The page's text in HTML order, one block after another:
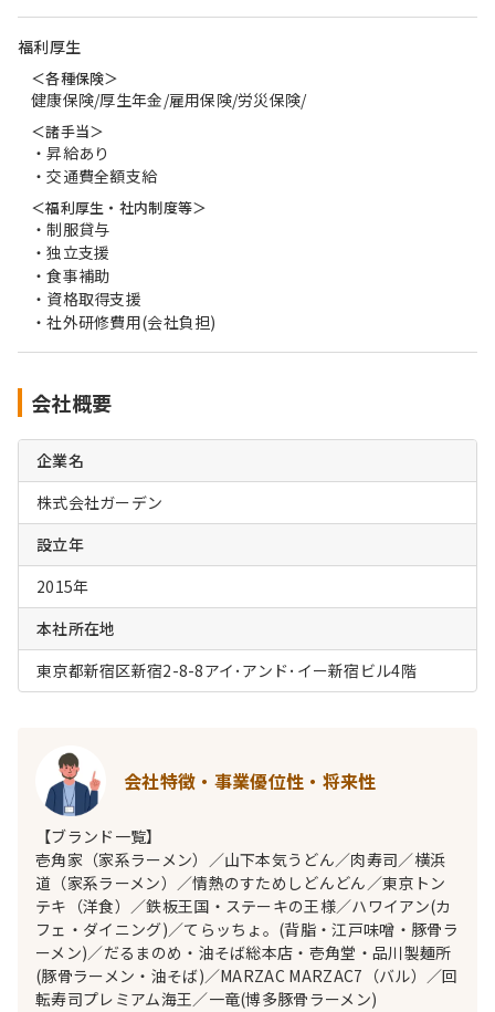
福利厚生
＜各種保険＞
健康保険/厚生年金/雇用保険/労災保険/
＜諸手当＞
・昇給あり
・交通費全額支給
＜福利厚生・社内制度等＞
・制服貸与
・独立支援
・食事補助
・資格取得支援
・社外研修費用(会社負担)
会社概要
企業名
株式会社ガーデン
設立年
2015年
本社所在地
東京都新宿区新宿2-8-8アイ･アンド･イー新宿ビル4階
会社特徴・事業優位性・将来性
【ブランド一覧】
壱角家（家系ラーメン）／山下本気うどん／肉寿司／横浜
道（家系ラーメン）／情熱のすためしどんどん／東京トン
テキ（洋食）／鉄板王国・ステーキの王様／ハワイアン(カ
フェ・ダイニング)／てらッちょ。(背脂・江戸味噌・豚骨ラ
ーメン)／だるまのめ・油そば総本店・壱角堂・品川製麺所
(豚骨ラーメン・油そば)／MARZAC MARZAC7（バル）／回
転寿司プレミアム海王／一竜(博多豚骨ラーメン)